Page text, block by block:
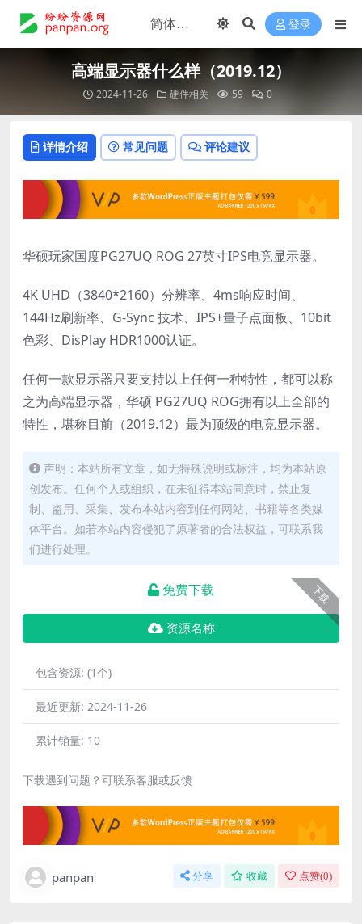
登录
高端显示器什么样（2019.12）
2024-11-26 硬件相关 59 0
详情介绍 常见问题 评论建议
华硕玩家国度PG27UQ ROG 27英寸IPS电竞显示器。
4K UHD（3840*2160）分辨率、4ms响应时间、
144Hz刷新率、G-Sync 技术、IPS+量子点面板、10bit
色彩、DisPlay HDR1000认证。
任何一款显示器只要支持以上任何一种特性，都可以称
之为高端显示器，华硕 PG27UQ ROG拥有以上全部的
特性，堪称目前（2019.12）最为顶级的电竞显示器。
声明：本站所有文章，如无特殊说明或标注，均为本站原
创发布。任何个人或组织，在未征得本站同意时，禁止复
制、盗用、采集、发布本站内容到任何网站、书籍等各类媒
体平台。如若本站内容侵犯了原著者的合法权益，可联系我
们进行处理。
下载
免费下载
资源名称
包含资源: (1个)
最近更新: 2024-11-26
累计销量: 10
下载遇到问题？可联系客服或反馈
panpan 分享 收藏 点赞(0)